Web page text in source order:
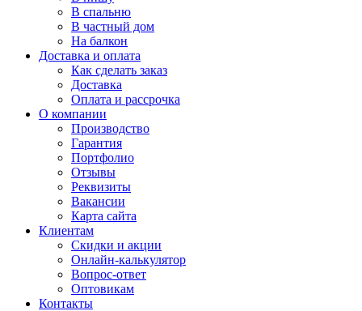
В спальню
В частный дом
На балкон
Доставка и оплата
Как сделать заказ
Доставка
Оплата и рассрочка
О компании
Производство
Гарантия
Портфолио
Отзывы
Реквизиты
Вакансии
Карта сайта
Клиентам
Скидки и акции
Онлайн-калькулятор
Вопрос-ответ
Оптовикам
Контакты